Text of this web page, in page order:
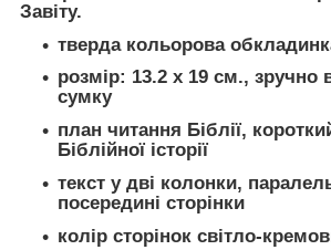
Завіту.
тверда кольорова
розмір: 13.2 х 19 см., зручно
сумку
план читання Біблії,
Біблійної історії
текст у дві колонки,
посередині сторінки
колір сторінок світло-